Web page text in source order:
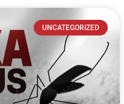
UNCATEGORIZED